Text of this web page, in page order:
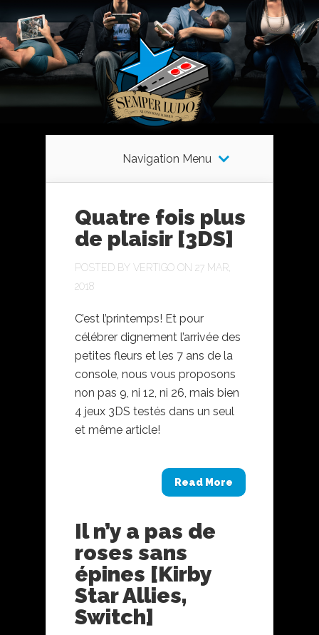
Navigation Menu
Quatre fois plus
de plaisir [3DS]
POSTED BY VERTIGO ON 27 MAR,
2018
C’est l’printemps! Et pour
célébrer dignement l’arrivée des
petites fleurs et les 7 ans de la
console, nous vous proposons
non pas 9, ni 12, ni 26, mais bien
4 jeux 3DS testés dans un seul
et même article!
Read More
Il n’y a pas de
roses sans
épines [Kirby
Star Allies,
Switch]